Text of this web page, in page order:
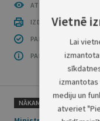
ATVĒRT PUBLIKĀCIJU
IZDRUKĀT
PAR INFORMĀCIJAS
PAR ŠO GRUPU
NĀKAMAIS
Vietnē
Lai
mediju un
atveriet